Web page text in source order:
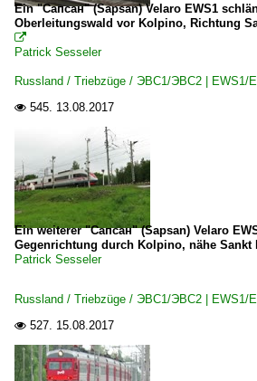
Ein "Сапсан" (Sapsan) Velaro EWS1
Oberleitungswald vor Kolpino, Richtung

Patrick Sesseler
Russland / Triebzüge / ЭВС1/ЭВС2 | EWS1/
 545. 13.08.2017
Ein weiterer "Сапсан" (Sapsan) Velaro
Gegenrichtung durch Kolpino, nähe Sankt
Patrick Sesseler
Russland / Triebzüge / ЭВС1/ЭВС2 | EWS1/
 527. 15.08.2017